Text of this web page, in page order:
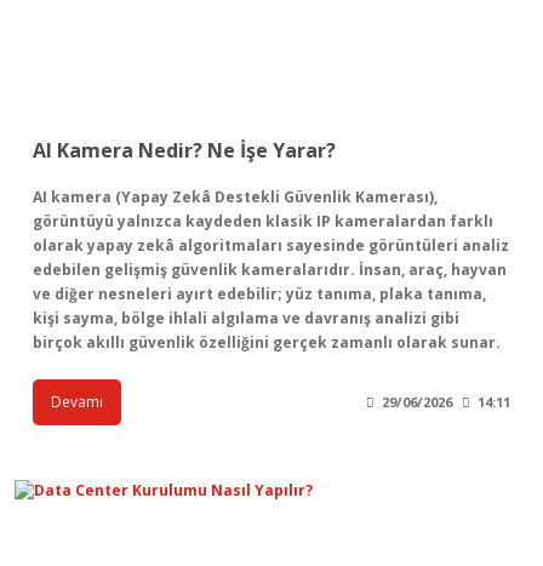
AI Kamera Nedir? Ne İşe Yarar?
AI kamera (Yapay Zekâ Destekli Güvenlik Kamerası),
görüntüyü yalnızca kaydeden klasik IP kameralardan farklı
olarak yapay zekâ algoritmaları sayesinde görüntüleri analiz
edebilen gelişmiş güvenlik kameralarıdır. İnsan, araç, hayvan
ve diğer nesneleri ayırt edebilir; yüz tanıma, plaka tanıma,
kişi sayma, bölge ihlali algılama ve davranış analizi gibi
birçok akıllı güvenlik özelliğini gerçek zamanlı olarak sunar.
Devamı 29/06/2026 14:11